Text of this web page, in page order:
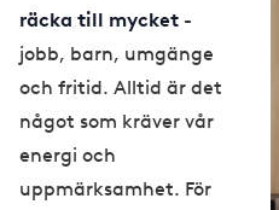
räcka till mycket -
jobb, barn, umgänge
och fritid. Alltid är det
något som kräver vår
energi och
uppmärksamhet. För